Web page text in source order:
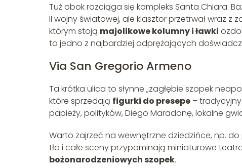
Tuż obok rozciąga się kompleks Santa Chiara.
II wojny światowej, ale klasztor przetrwał wraz
którym stoją majolikowe kolumny i ławki
to jedno z najbardziej odprężających
Via San Gregorio Armeno
Ta krótka ulica to słynne „zagłębie szopek
które sprzedają figurki do presepe –
papieży, polityków, Diego Maradonę, lokalne
Warto zajrzeć na wewnętrzne dziedzińce, np.
tła i całe sceny przypominają miniaturowe
bożonarodzeniowych szopek.